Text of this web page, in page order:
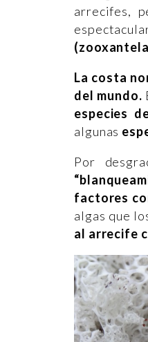
arrecifes,
La costa
del mundo.
especies
algunas
Por
factores
algas que
al arrecife